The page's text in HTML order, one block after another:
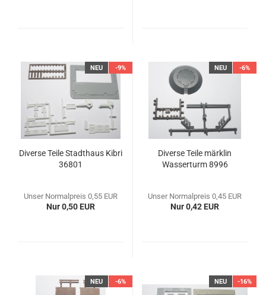
NEU -9%
Diverse Teile Stadthaus Kibri
36801
Unser Normalpreis 0,55 EUR
Nur 0,50 EUR
NEU -6%
Diverse Teile märklin
Wasserturm 8996
Unser Normalpreis 0,45 EUR
Nur 0,42 EUR
NEU -6% NEU -16%